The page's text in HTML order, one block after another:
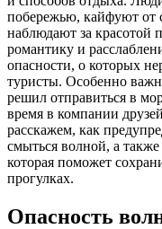
побережью, кайфуют от
наблюдают за красотой
романтику и
опасности, о которых
туристы. Особенно
решил отправиться в
время в компании
расскажем, как
смыться волной, а
которая поможет
прогулках.
Опасность